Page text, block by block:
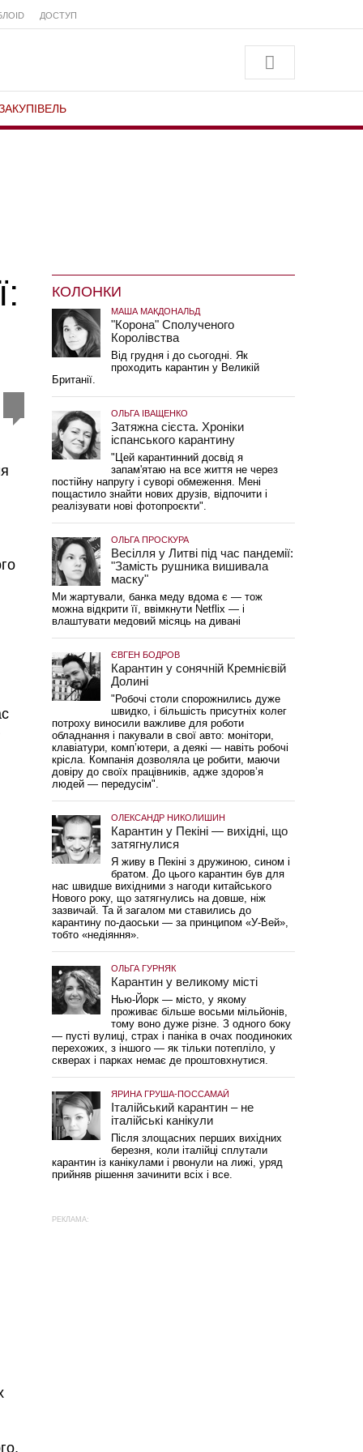
ДОСТУП
КОЛОНКИ
МАША МАКДОНАЛЬД
"Корона" Сполученого
Королівства
Від грудня і до сьогодні. Як
проходить карантин у Великій
Британії.
ОЛЬГА ІВАЩЕНКО
Затяжна сієста. Хроніки
іспанського карантину
"Цей карантинний досвід я
запам'ятаю на все життя не через
постійну напругу і суворі обмеження. Мені
пощастило знайти нових друзів, відпочити і
реалізувати нові фотопроєкти".
ОЛЬГА ПРОСКУРА
Весілля у Литві під час пандемії:
"Замість рушника вишивала
маску"
Ми жартували, банка меду вдома є — тож
можна відкрити її, ввімкнути Netflix — і
влаштувати медовий місяць на дивані
ЄВГЕН БОДРОВ
Карантин у сонячній Кремнієвій
Долині
"Робочі столи спорожнились дуже
швидко, і більшість присутніх колег
потроху виносили важливе для роботи
обладнання і пакували в свої авто: монітори,
клавіатури, комп’ютери, а деякі — навіть робочі
крісла. Компанія дозволяла це робити, маючи
довіру до своїх працівників, адже здоров’я
людей — передусім".
ОЛЕКСАНДР НИКОЛИШИН
Карантин у Пекіні — вихідні, що
затягнулися
Я живу в Пекіні з дружиною, сином і
братом. До цього карантин був для
нас швидше вихідними з нагоди китайського
Нового року, що затягнулись на довше, ніж
зазвичай. Та й загалом ми ставились до
карантину по-даоськи — за принципом «У-Вей»,
тобто «недіяння».
ОЛЬГА ГУРНЯК
Карантин у великому місті
Нью-Йорк — місто, у якому
проживає більше восьми мільйонів,
тому воно дуже різне. З одного боку
— пусті вулиці, страх і паніка в очах поодиноких
перехожих, з іншого — як тільки потепліло, у
скверах і парках немає де проштовхнутися.
ЯРИНА ГРУША-ПОССАМАЙ
Італійський карантин – не
італійські канікули
Після злощасних перших вихідних
березня, коли італійці сплутали
карантин із канікулами і рвонули на лижі, уряд
прийняв рішення зачинити всіх і все.
РЕКЛАМА: